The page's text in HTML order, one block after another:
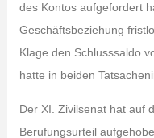
des Kontos aufgefordert
Geschäftsbeziehung
Klage den Schlusssaldo
hatte in beiden
Der XI. Zivilsenat hat auf
Berufungsurteil